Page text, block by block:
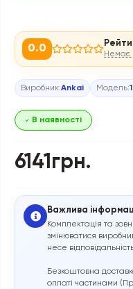
0.0 Немає
Виробник:Ankai Модель:
В наявності
6141грн.
Важлива
Комплектація та
змінюватися
несе
Безкоштовна
оплаті частинами